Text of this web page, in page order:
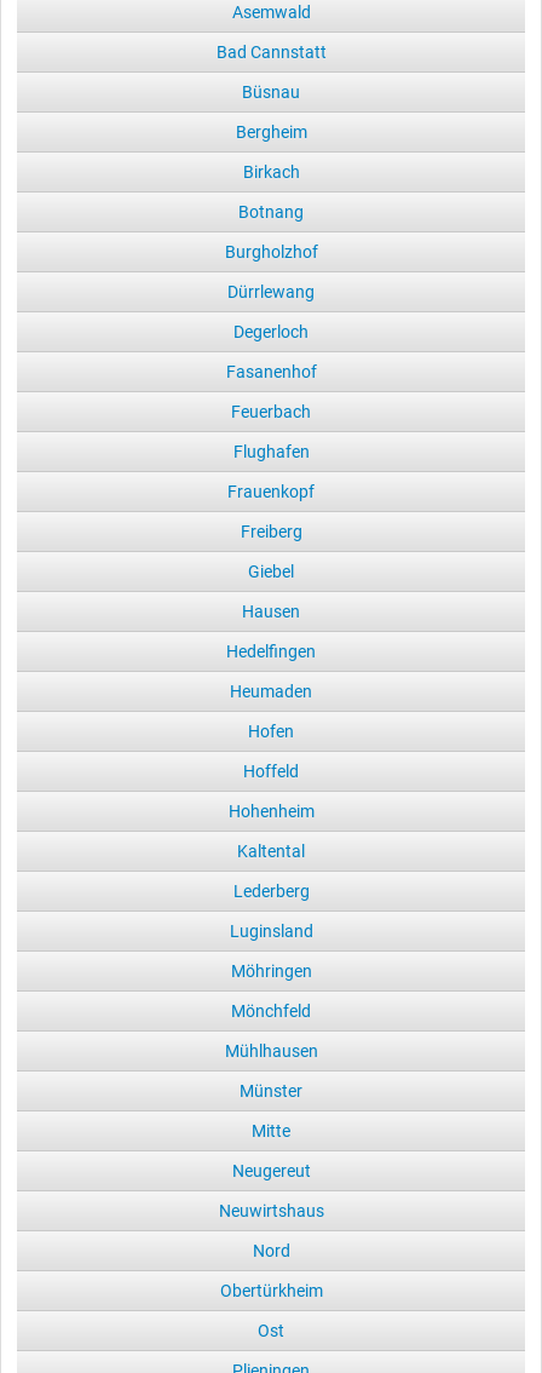
Asemwald
Bad Cannstatt
Büsnau
Bergheim
Birkach
Botnang
Burgholzhof
Dürrlewang
Degerloch
Fasanenhof
Feuerbach
Flughafen
Frauenkopf
Freiberg
Giebel
Hausen
Hedelfingen
Heumaden
Hofen
Hoffeld
Hohenheim
Kaltental
Lederberg
Luginsland
Möhringen
Mönchfeld
Mühlhausen
Münster
Mitte
Neugereut
Neuwirtshaus
Nord
Obertürkheim
Ost